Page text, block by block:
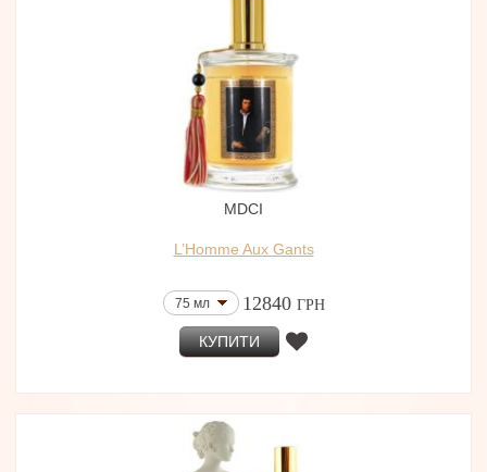
MDCI
L’Homme Aux Gants
75 мл 12840 ГРН
КУПИТИ